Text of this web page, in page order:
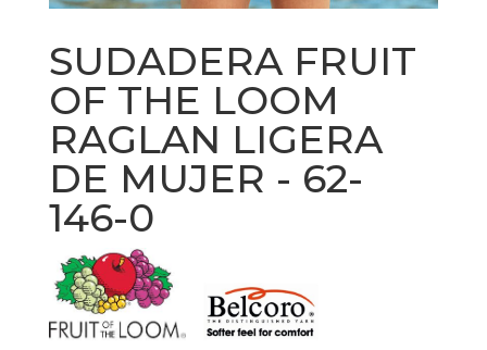
SUDADERA FRUIT
OF THE LOOM
RAGLAN LIGERA
DE MUJER - 62-
146-0